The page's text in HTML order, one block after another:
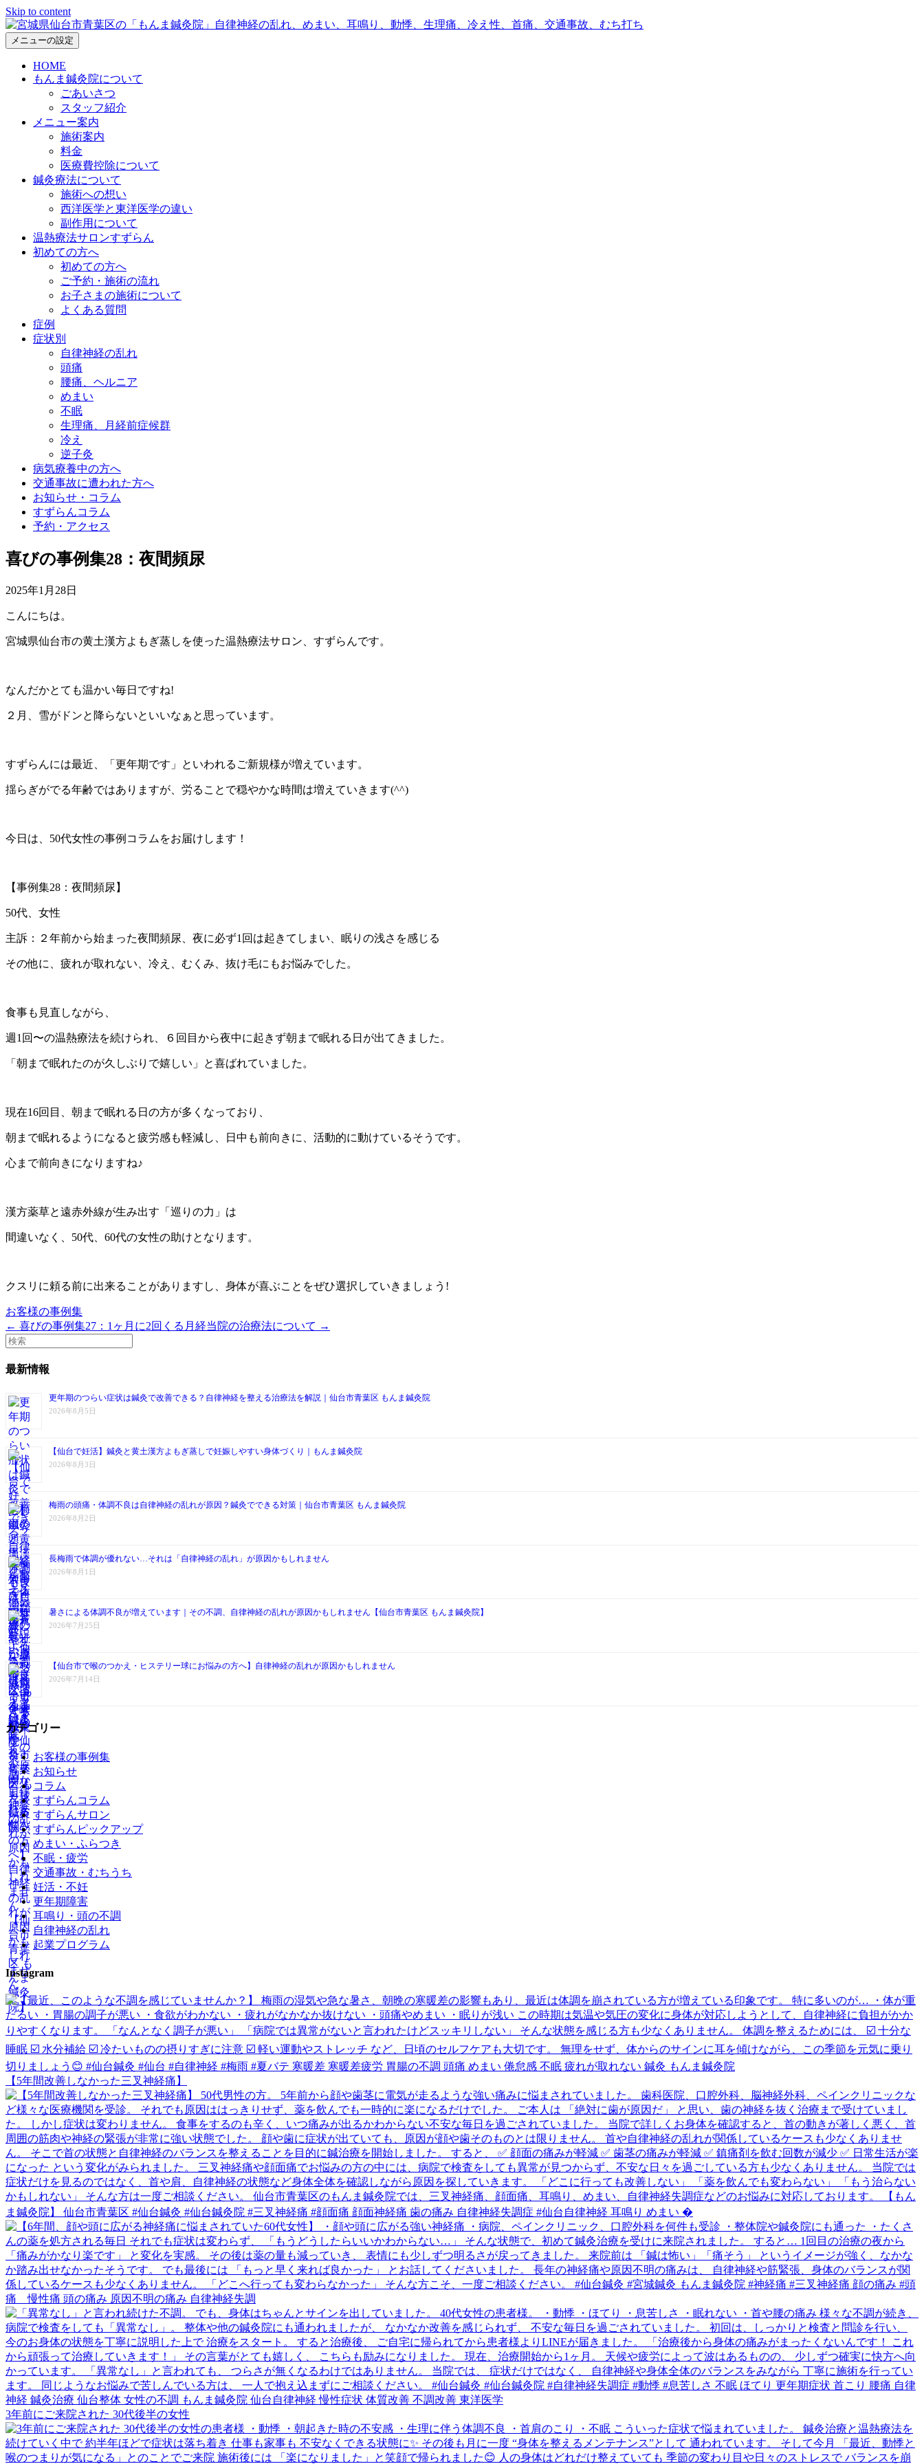
Skip to content
メニューの設定
HOME
もんま鍼灸院について
ごあいさつ
スタッフ紹介
メニュー案内
施術案内
料金
医療費控除について
鍼灸療法について
施術への想い
西洋医学と東洋医学の違い
副作用について
温熱療法サロンすずらん
初めての方へ
初めての方へ
ご予約・施術の流れ
お子さまの施術について
よくある質問
症例
症状別
自律神経の乱れ
頭痛
腰痛、ヘルニア
めまい
不眠
生理痛、月経前症候群
冷え
逆子灸
病気療養中の方へ
交通事故に遭われた方へ
お知らせ・コラム
すずらんコラム
予約・アクセス
喜びの事例集28：夜間頻尿
2025年1月28日
こんにちは。
宮城県仙台市の黄土漢方よもぎ蒸しを使った温熱療法サロン、すずらんです。
なんだかとても温かい毎日ですね!
２月、雪がドンと降らないといいなぁと思っています。
すずらんには最近、「更年期です」といわれるご新規様が増えています。
揺らぎがでる年齢ではありますが、労ることで穏やかな時間は増えていきます(^^)
今日は、50代女性の事例コラムをお届けします！
【事例集28：夜間頻尿】
50代、女性
主訴：２年前から始まった夜間頻尿、夜に必ず1回は起きてしまい、眠りの浅さを感じる
その他に、疲れが取れない、冷え、むくみ、抜け毛にもお悩みでした。
食事も見直しながら、
週1回〜の温熱療法を続けられ、６回目から夜中に起きず朝まで眠れる日が出てきました。
「朝まで眠れたのが久しぶりで嬉しい」と喜ばれていました。
現在16回目、朝まで眠れる日の方が多くなっており、
朝まで眠れるようになると疲労感も軽減し、日中も前向きに、活動的に動けているそうです。
心まで前向きになりますね♪
漢方薬草と遠赤外線が生み出す「巡りの力」は
間違いなく、50代、60代の女性の助けとなります。
クスリに頼る前に出来ることがありますし、身体が喜ぶことをぜひ選択していきましょう!
お客様の事例集
← 喜びの事例集27：1ヶ月に2回くる月経当院の治療法について →
最新情報
更年期のつらい症状は鍼灸で改善できる？自律神経を整える治療法を解説｜仙台市青葉区 もんま鍼灸院
2026年8月5日
【仙台で妊活】鍼灸と黄土漢方よもぎ蒸しで妊娠しやすい身体づくり｜もんま鍼灸院
2026年8月3日
梅雨の頭痛・体調不良は自律神経の乱れが原因？鍼灸でできる対策｜仙台市青葉区 もんま鍼灸院
2026年8月2日
長梅雨で体調が優れない…それは「自律神経の乱れ」が原因かもしれません
2026年8月1日
暑さによる体調不良が増えています｜その不調、自律神経の乱れが原因かもしれません【仙台市青葉区 もんま鍼灸院】
2026年7月25日
【仙台市で喉のつかえ・ヒステリー球にお悩みの方へ】自律神経の乱れが原因かもしれません
2026年7月14日
カテゴリー
お客様の事例集
お知らせ
コラム
すずらんコラム
すずらんサロン
すずらんピックアップ
めまい・ふらつき
不眠・疲労
交通事故・むちうち
妊活・不妊
更年期障害
耳鳴り・頭の不調
自律神経の乱れ
起業プログラム
Instagram
【5年間改善しなかった三叉神経痛】
3年前にご来院された 30代後半の女性